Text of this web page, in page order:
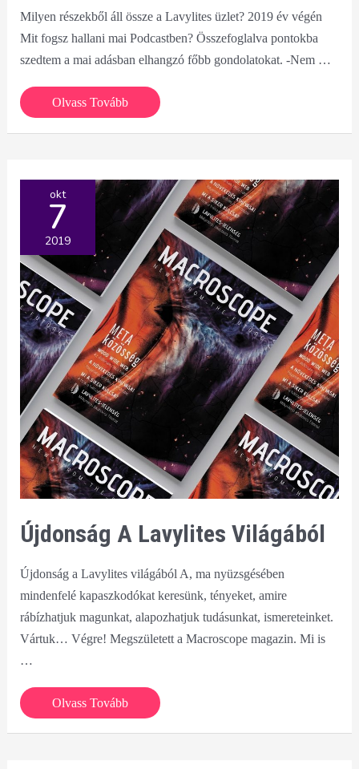
Milyen részekből áll össze a Lavylites üzlet? 2019 év végén
Mit fogsz hallani mai Podcastben? Összefoglalva pontokba
szedtem a mai adásban elhangzó főbb gondolatokat. -Nem …
Milyen
részekből
a
Lavylites
üzlet?
2019
év
végén
#02
podcast
Olvass Tovább
okt
7
2019
Újdonság A Lavylites Világából
Újdonság a Lavylites világából A, ma nyüzsgésében
mindenfelé kapaszkodókat keresünk, tényeket, amire
rábízhatjuk magunkat, alapozhatjuk tudásunkat, ismereteinket.
Vártuk… Végre! Megszületett a Macroscope magazin. Mi is
…
Újdonság
a
Olvass Tovább